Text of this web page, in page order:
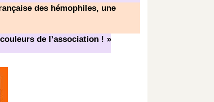
des hémophiles, une
de l’association ! »